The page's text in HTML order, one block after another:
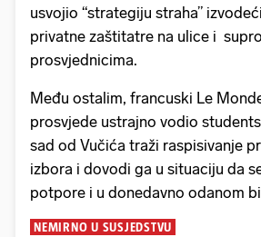
usvojio “strategiju straha”
privatne zaštitatre na ulice i
prosvjednicima.
Među ostalim, francuski Le
prosvjede ustrajno vodio
sad od Vučića traži raspisivanje
izbora i dovodi ga u situaciju da
potpore i u donedavno odanom
NEMIRNO U SUSJEDSTVU